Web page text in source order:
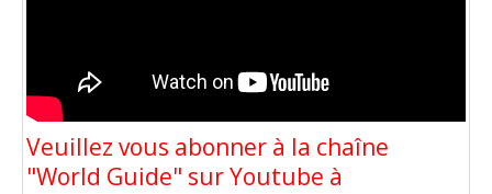
Veuillez vous abonner à la chaîne
"World Guide" sur Youtube à